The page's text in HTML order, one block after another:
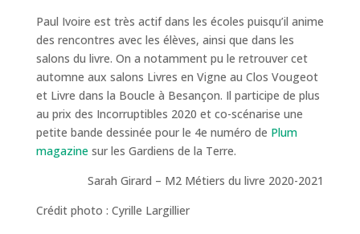
Paul Ivoire est très actif dans les écoles puisqu’il anime
des rencontres avec les élèves, ainsi que dans les
salons du livre. On a notamment pu le retrouver cet
automne aux salons Livres en Vigne au Clos Vougeot
et Livre dans la Boucle à Besançon. Il participe de plus
au prix des Incorruptibles 2020 et co-scénarise une
petite bande dessinée pour le 4e numéro de Plum
magazinesur les Gardiens de la Terre.
Sarah Girard – M2 Métiers du livre 2020-2021
Crédit photo : Cyrille Largillier